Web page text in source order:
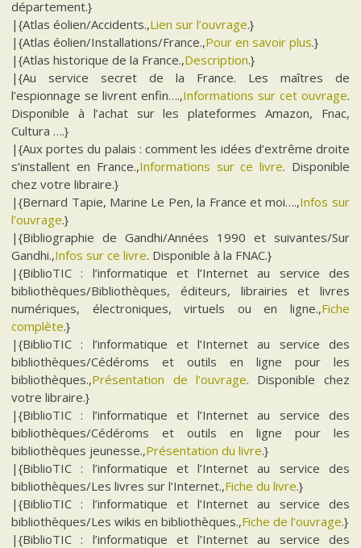
département.}
|{Atlas éolien/Accidents.,Lien sur l’ouvrage.}
|{Atlas éolien/Installations/France.,Pour en savoir plus.}
|{Atlas historique de la France.,Description.}
|{Au service secret de la France. Les maîtres de
l’espionnage se livrent enfin….,Informations sur cet ouvrage.
Disponible à l’achat sur les plateformes Amazon, Fnac,
Cultura ….}
|{Aux portes du palais : comment les idées d’extrême droite
s’installent en France.,Informations sur ce livre. Disponible
chez votre libraire.}
|{Bernard Tapie, Marine Le Pen, la France et moi….,Infos sur
l’ouvrage.}
|{Bibliographie de Gandhi/Années 1990 et suivantes/Sur
Gandhi.,Infos sur ce livre. Disponible à la FNAC.}
|{BiblioTIC : l’informatique et l’Internet au service des
bibliothèques/Bibliothèques, éditeurs, librairies et livres
numériques, électroniques, virtuels ou en ligne.,Fiche
complète.}
|{BiblioTIC : l’informatique et l’Internet au service des
bibliothèques/Cédéroms et outils en ligne pour les
bibliothèques.,Présentation de l’ouvrage. Disponible chez
votre libraire.}
|{BiblioTIC : l’informatique et l’Internet au service des
bibliothèques/Cédéroms et outils en ligne pour les
bibliothèques jeunesse.,Présentation du livre.}
|{BiblioTIC : l’informatique et l’Internet au service des
bibliothèques/Les livres sur l’Internet.,Fiche du livre.}
|{BiblioTIC : l’informatique et l’Internet au service des
bibliothèques/Les wikis en bibliothèques.,Fiche de l’ouvrage.}
|{BiblioTIC : l’informatique et l’Internet au service des